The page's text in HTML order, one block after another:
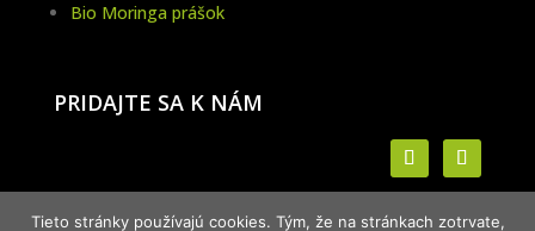
Bio Moringa prášok
PRIDAJTE SA K NÁM
Výživový poradca pre deti a mládež
Tieto stránky používajú cookies. Tým, že na stránkach zotrvate,